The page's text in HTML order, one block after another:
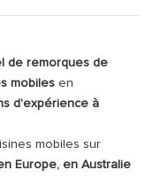
de remorques de
mobiles en
d'expérience à
mobiles sur
Europe, en Australie